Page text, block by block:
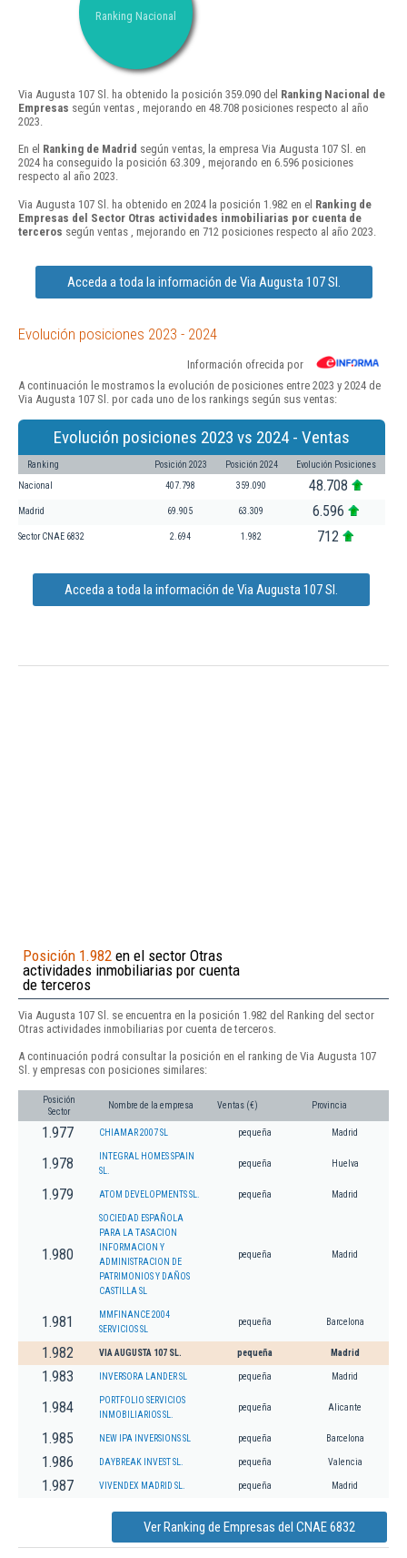
Ranking Nacional
Via Augusta 107 Sl. ha obtenido la posición 359.090 del Ranking Nacional de
Empresas según ventas , mejorando en 48.708 posiciones respecto al año
2023.
En el Ranking de Madrid según ventas, la empresa Via Augusta 107 Sl. en
2024 ha conseguido la posición 63.309 , mejorando en 6.596 posiciones
respecto al año 2023.
Via Augusta 107 Sl. ha obtenido en 2024 la posición 1.982 en el Ranking de
Empresas del Sector Otras actividades inmobiliarias por cuenta de
terceros según ventas , mejorando en 712 posiciones respecto al año 2023.
Acceda a toda la información de Via Augusta 107 Sl.
Evolución posiciones 2023 - 2024
Información ofrecida por
A continuación le mostramos la evolución de posiciones entre 2023 y 2024 de
Via Augusta 107 Sl. por cada uno de los rankings según sus ventas:
Evolución posiciones 2023 vs 2024 - Ventas
Ranking Posición 2023 Posición 2024 Evolución Posiciones
Nacional 407.798 359.090 48.708
Madrid 69.905 63.309 6.596
Sector CNAE 6832 2.694 1.982 712
Acceda a toda la información de Via Augusta 107 Sl.
Posición 1.982 en el sector Otras
actividades inmobiliarias por cuenta
de terceros
Via Augusta 107 Sl. se encuentra en la posición 1.982 del Ranking del sector
Otras actividades inmobiliarias por cuenta de terceros.
A continuación podrá consultar la posición en el ranking de Via Augusta 107
Sl. y empresas con posiciones similares:
Posición
Sector
Nombre de la empresa Ventas (€) Provincia
1.977 CHIAMAR 2007 SL pequeña Madrid
1.978
INTEGRAL HOMES SPAIN
SL.
pequeña Huelva
1.979 ATOM DEVELOPMENTS SL. pequeña Madrid
1.980
SOCIEDAD ESPAÑOLA
PARA LA TASACION
INFORMACION Y
ADMINISTRACION DE
PATRIMONIOS Y DAÑOS
CASTILLA SL
pequeña Madrid
1.981
MMFINANCE 2004
SERVICIOS SL
pequeña Barcelona
1.982 VIA AUGUSTA 107 SL. pequeña Madrid
1.983 INVERSORA LANDER SL pequeña Madrid
1.984
PORTFOLIO SERVICIOS
INMOBILIARIOS SL.
pequeña Alicante
1.985 NEW IPA INVERSIONS SL pequeña Barcelona
1.986 DAYBREAK INVEST SL. pequeña Valencia
1.987 VIVENDEX MADRID SL. pequeña Madrid
Ver Ranking de Empresas del CNAE 6832